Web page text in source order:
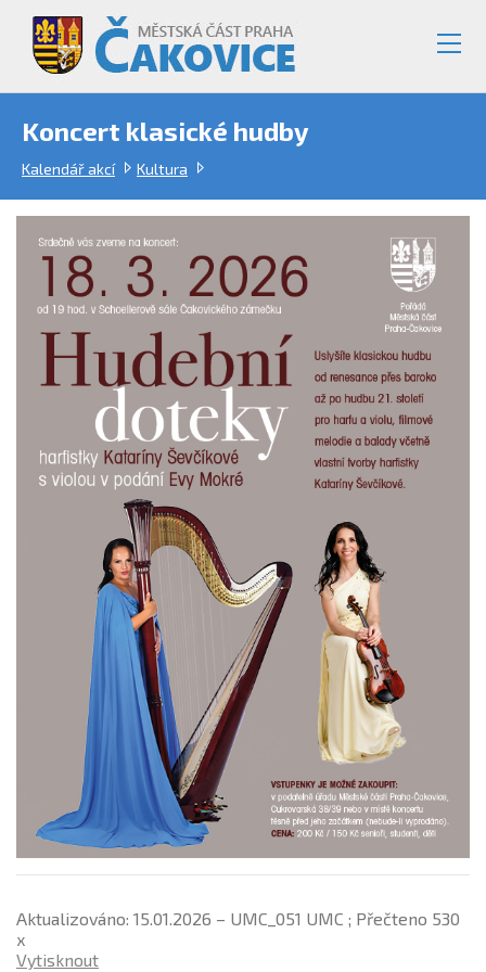
Koncert klasické hudby
Kalendář akcí Kultura
Aktualizováno: 15.01.2026 – UMC_051 UMC ; Přečteno 530
x
Vytisknout